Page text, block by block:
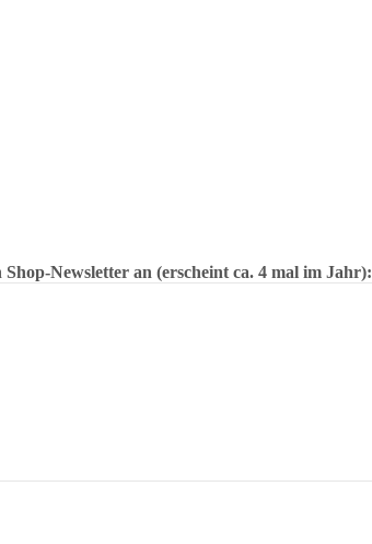
Newsletter an (erscheint ca. 4 mal im Jahr):